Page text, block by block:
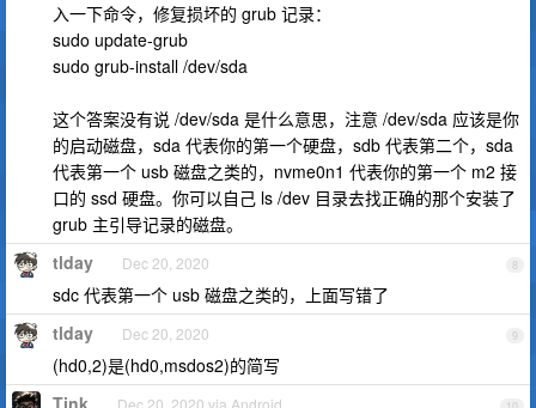
入一下命令，修复损坏的 grub 记录：
sudo update-grub
sudo grub-install /dev/sda
这个答案没有说 /dev/sda 是什么意思，注意 /dev/sda 应该是你
的启动磁盘，sda 代表你的第一个硬盘，sdb 代表第二个，sda
代表第一个 usb 磁盘之类的，nvme0n1 代表你的第一个 m2 接
口的 ssd 硬盘。你可以自己 ls /dev 目录去找正确的那个安装了
grub 主引导记录的磁盘。
8
tlday Dec 20, 2020
sdc 代表第一个 usb 磁盘之类的，上面写错了
9
tlday Dec 20, 2020
(hd0,2)是(hd0,msdos2)的简写
Tink Dec 20, 2020 via Android